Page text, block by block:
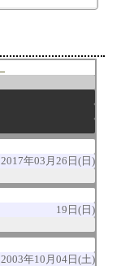
2017年03月26日(日)
19日(日)
2003年10月04日(土)